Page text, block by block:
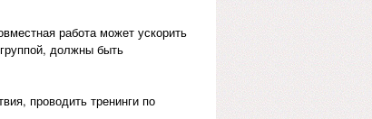
работа может ускорить
должны быть
проводить тренинги по